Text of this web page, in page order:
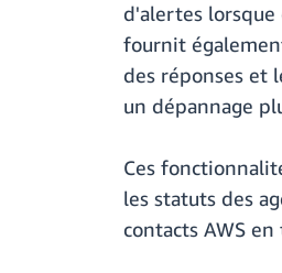
d'alertes lorsque
fournit
des réponses et
un dépannage
Ces
les statuts des
contacts AWS